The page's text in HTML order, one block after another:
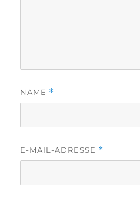
NAME *
E-MAIL-ADRESSE *